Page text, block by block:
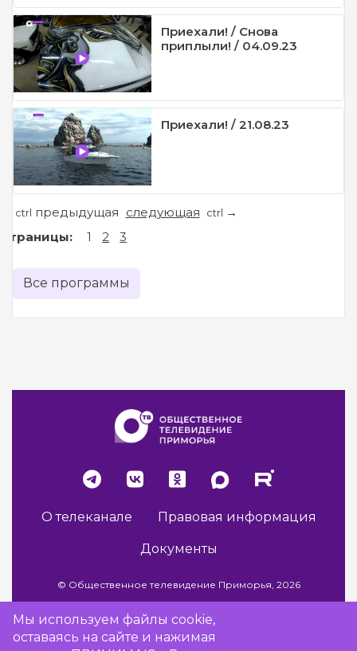
Приехали! / Снова
приплыли! / 04.09.23
Приехали! / 21.08.23
ctrl предыдущая следующая ctrl →
Страницы: 1 2 3
Все программы
О телеканале Правовая информация
Документы
© Общественное телевидение Приморья, 2026
Разработка сайта -Vladweb
Мы используем файлы cookie,
оставаясь на сайте и нажимая